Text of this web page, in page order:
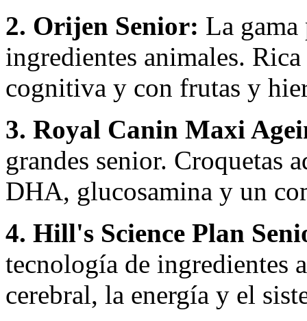
2. Orijen Senior: La
ingredientes animales.
cognitiva y con frutas y
3. Royal Canin Maxi
grandes senior. Croquetas
DHA, glucosamina y un
4. Hill's Science Plan
tecnología de ingredientes
cerebral, la energía y el